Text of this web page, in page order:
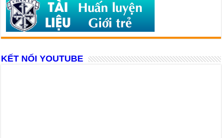
KẾT NỐI YOUTUBE